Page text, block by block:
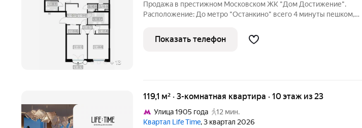
+ 13
Продажа в престижном Московском ЖК "Дом Достижение".
Расположение: До метро "Останкино" всего 4 минуты пешком,
пешей доступности находятся школы и детские сады. Рядом также
расположены
Показать телефон
119,1 м² · 3-комнатная квартира · 10 этаж из 23
Улица 1905 года
12 мин.
Квартал Life Time, 3 квартал 2026